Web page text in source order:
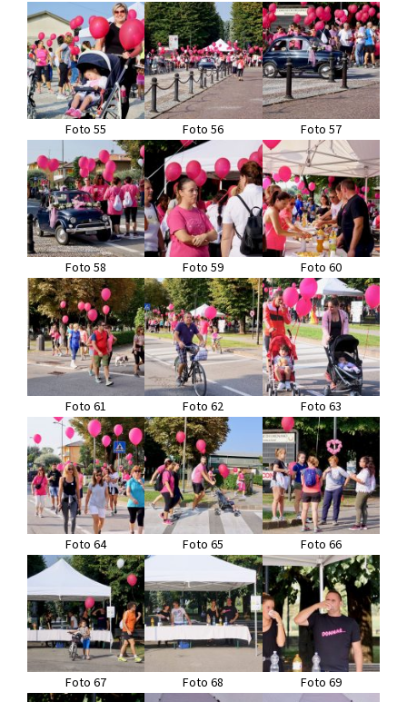
Foto 55 Foto 56 Foto 57
Foto 58 Foto 59 Foto 60
Foto 61 Foto 62 Foto 63
Foto 64 Foto 65 Foto 66
Foto 67 Foto 68 Foto 69